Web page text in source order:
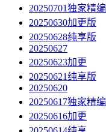
20250701独家精编
20250630加更版
20250628纯享版
20250627
20250623加更
20250621纯享版
20250620
20250617独家精编
20250616加更